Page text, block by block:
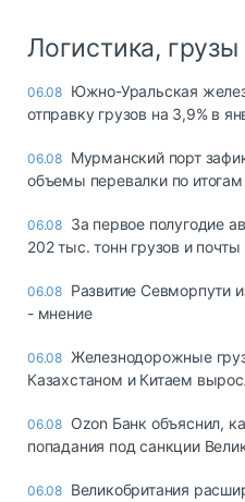
Логистика, грузы
06.08 Южно-Уральская
отправку грузов на 3,9% в
06.08 Мурманский порт
объемы перевалки по
06.08 За первое полугодие
202 тыс. тонн грузов и почты
06.08 Развитие Севморпути
- мнение
06.08 Железнодорожные
Казахстаном и Китаем
06.08 Ozon Банк объяснил,
попадания под санкции
06.08 Великобритания